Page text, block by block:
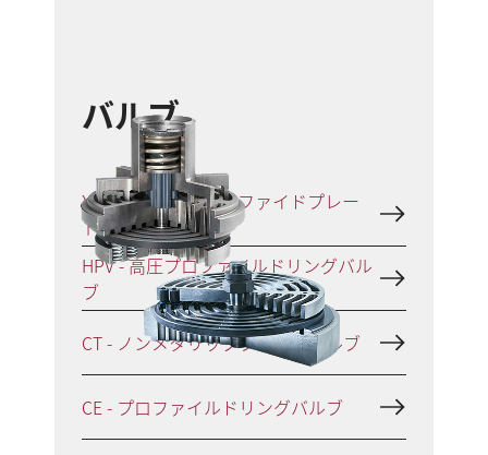
バルブ
XP、CP、CPs - プロファイドプレー
トバルブ
HPV - 高圧プロファイルドリングバル
ブ
CT - ノンメタリックプレートバルブ
CE - プロファイルドリングバルブ